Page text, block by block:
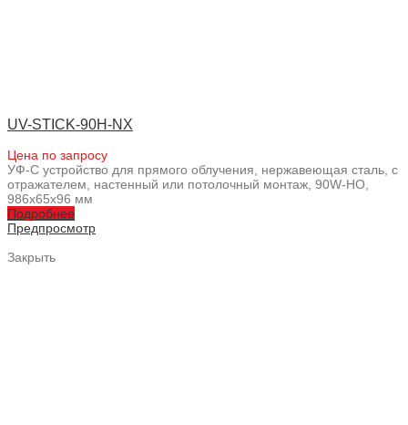
UV-STICK-90H-NX
Цена по запросу
УФ-С устройство для прямого облучения, нержавеющая сталь, с
отражателем, настенный или потолочный монтаж, 90W-HO,
986x65x96 мм
Подробнее
Предпросмотр
Закрыть